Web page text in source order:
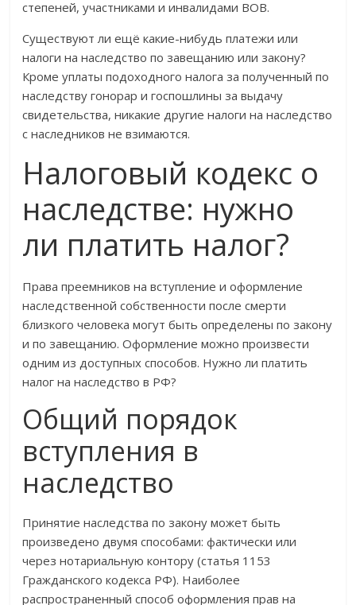
степеней, участниками и инвалидами ВОВ.
Существуют ли ещё какие-нибудь платежи или
налоги на наследство по завещанию или закону?
Кроме уплаты подоходного налога за полученный по
наследству гонорар и госпошлины за выдачу
свидетельства, никакие другие налоги на наследство
с наследников не взимаются.
Налоговый кодекс о
наследстве: нужно
ли платить налог?
Права преемников на вступление и оформление
наследственной собственности после смерти
близкого человека могут быть определены по закону
и по завещанию. Оформление можно произвести
одним из доступных способов. Нужно ли платить
налог на наследство в РФ?
Общий порядок
вступления в
наследство
Принятие наследства по закону может быть
произведено двумя способами: фактически или
через нотариальную контору (статья 1153
Гражданского кодекса РФ). Наиболее
распространенный способ оформления прав на